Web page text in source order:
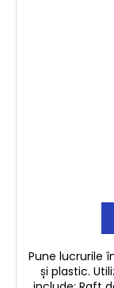
Pune lucrurile
și plastic.